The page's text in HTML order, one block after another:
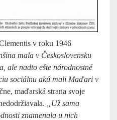
v roku 1946
mala v Československu
ale nadto ešte národnostné
sociálnu akú mali Maďari v
maďarská strana svoje
„Už sama
znamenala u nich